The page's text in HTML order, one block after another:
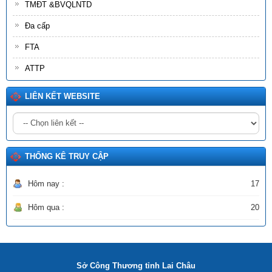
Số:180/2026/NĐ-CP
Tên:(Nghị định Quy định về dịch vụ hấp thu và lưu giữ các bon
của rừng)
Ngày ban hành: (02/06/2026)
Số:2511/SCT-QLCN
Tên: (Thông tư triển khai thực hiện Quyết định số 1355/QĐ-
BCT ngày 08/6/2026 của Bộ Công Thương phê duyệt Đề án
phát triển công nghiệp sinh học thành ngành kinh tế - kỹ thuật
lĩnh vực Công Thương)
Ngày ban hành: (20/06/2026)
TMĐT &BVQLNTD
Đa cấp
FTA
ATTP
LIÊN KẾT WEBSITE
THỐNG KÊ TRUY CẬP
Hôm nay : 17
Hôm qua : 20
Sở Công Thương tỉnh Lai Châu